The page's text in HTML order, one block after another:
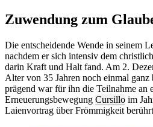
Zuwendung zum
Die entscheidende Wende in seinem
nachdem er sich intensiv dem
darin Kraft und Halt fand. Am 2.
Alter von 35 Jahren noch einmal ganz
prägend war für ihn die Teilnahme an
Erneuerungsbewegung Cursillo im
Laienvortrag über Frömmigkeit